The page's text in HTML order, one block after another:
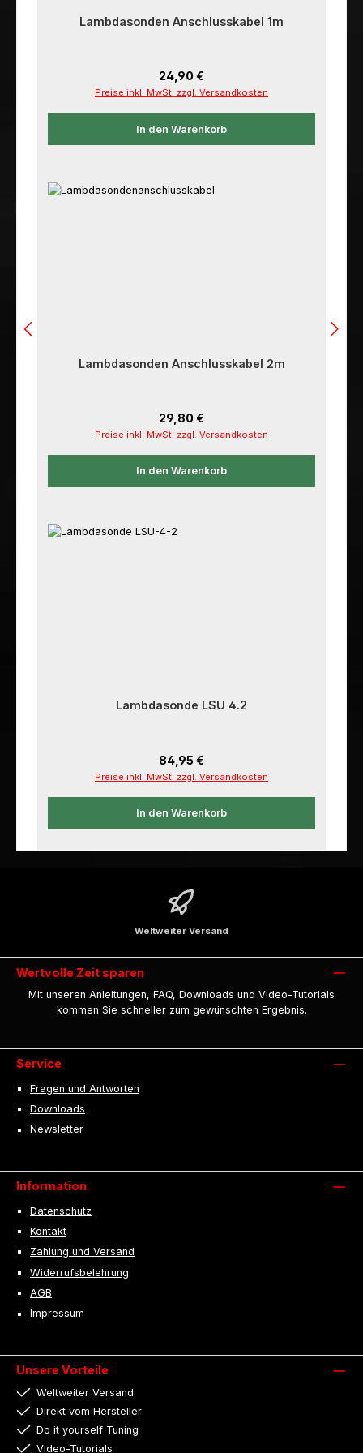
Lambdasonden Anschlusskabel 1m
Regulärer Preis:
24,90 €
Preise inkl. MwSt. zzgl. Versandkosten
In den Warenkorb
Lambdasonden Anschlusskabel 2m
Regulärer Preis:
29,80 €
Preise inkl. MwSt. zzgl. Versandkosten
In den Warenkorb
Lambdasonde LSU 4.2
Regulärer Preis:
84,95 €
Preise inkl. MwSt. zzgl. Versandkosten
In den Warenkorb
Weltweiter Versand
Wertvolle Zeit sparen
Mit unseren Anleitungen, FAQ, Downloads und Video-Tutorials
kommen Sie schneller zum gewünschten Ergebnis.
Service
Fragen und Antworten
Downloads
Newsletter
Information
Datenschutz
Kontakt
Zahlung und Versand
Widerrufsbelehrung
AGB
Impressum
Unsere Vorteile
Weltweiter Versand
Direkt vom Hersteller
Do it yourself Tuning
Video-Tutorials